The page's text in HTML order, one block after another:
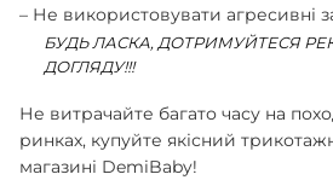
– Не використовувати агресивні
БУДЬ ЛАСКА, ДОТРИМУЙТЕСЯ
ДОГЛЯДУ!!!
Не витрачайте багато часу на
ринках, купуйте якісний
магазині DemiBaby!